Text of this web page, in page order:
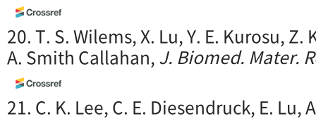
20. T. S. Wilems, X. Lu, Y. E. Kurosu,
A. Smith Callahan,J. Biomed. Mater.
21. C. K. Lee, C. E. Diesendruck, E. Lu,